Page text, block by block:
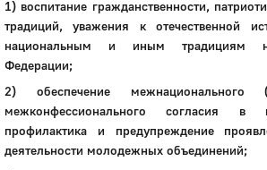
1) воспитание гражданственности,
традиций, уважения к отечественной
национальным и иным традициям
Федерации;
2) обеспечение межнационального
межконфессионального согласия в
профилактика и предупреждение
деятельности молодежных объединений;